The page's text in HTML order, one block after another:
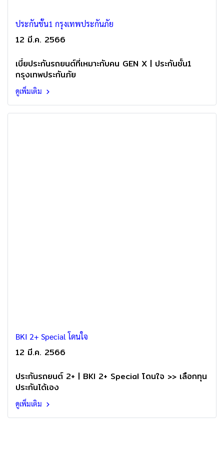
ประกันชั้น1 กรุงเทพประกันภัย
12 มี.ค. 2566
เบี้ยประกันรถยนต์ที่เหมาะกับคน GEN X | ประกันชั้น1
กรุงเทพประกันภัย
ดูเพิ่มเติม
BKI 2+ Special โดนใจ
12 มี.ค. 2566
ประกันรถยนต์ 2+ | BKI 2+ Special โดนใจ >> เลือกทุน
ประกันได้เอง
ดูเพิ่มเติม